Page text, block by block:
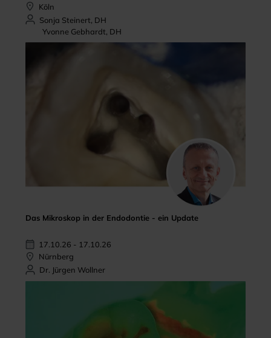
Köln
Sonja Steinert, DH
Yvonne Gebhardt, DH
Das Mikroskop in der Endodontie - ein Update
17.10.26 - 17.10.26
Nürnberg
Dr. Jürgen Wollner